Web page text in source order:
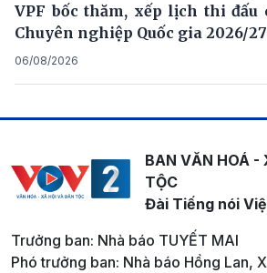
VPF bốc thăm, xếp lịch thi đấu
Chuyên nghiệp Quốc gia 2026/27
06/08/2026
BAN VĂN HOÁ -
TỘC
Đài Tiếng nói
Trưởng ban: Nhà báo TUYẾT MAI
Phó trưởng ban: Nhà báo Hồng Lan,